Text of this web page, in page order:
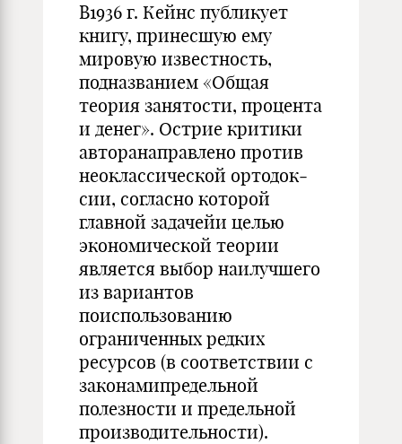
В1936 г. Кейнс публикует
книгу, принесшую ему
мировую извест­ность,
подназванием «Общая
теория занятости, процента
и денег». Острие критики
авторанаправлено против
неоклассической ортодок­
сии, согласно которой
главной задачейи целью
экономической теории
является выбор наилучшего
из вариантов
поиспользованию
ограничен­ных редких
ресурсов (в соответствии с
законамипредельной
полезно­сти и предельной
производительности).